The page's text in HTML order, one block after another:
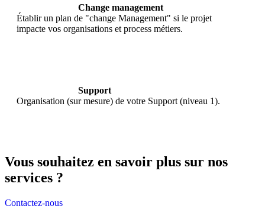
Change management
Établir un plan de "change Management" si le projet
impacte vos organisations et process métiers.
Support
Organisation (sur mesure) de votre Support (niveau 1).
Vous souhaitez en savoir plus sur nos
services ?
Contactez-nous